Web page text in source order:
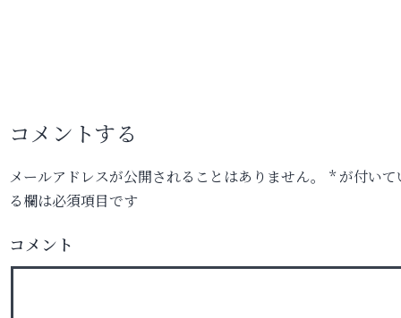
コメントする
メールアドレスが公開されることはありません。 *が付いて
る欄は必須項目です
コメント